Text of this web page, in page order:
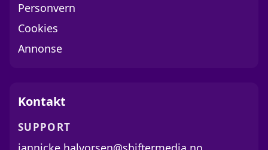
Personvern
Cookies
Annonse
Kontakt
SUPPORT